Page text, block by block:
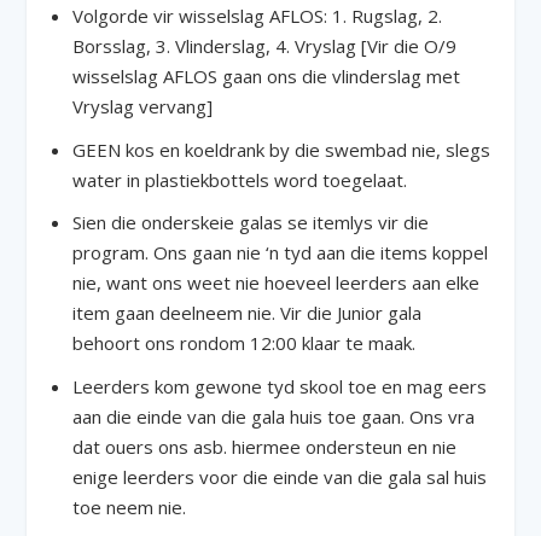
Volgorde vir wisselslag AFLOS: 1. Rugslag, 2.
Borsslag, 3. Vlinderslag, 4. Vryslag [Vir die O/9
wisselslag AFLOS gaan ons die vlinderslag met
Vryslag vervang]
GEEN kos en koeldrank by die swembad nie, slegs
water in plastiekbottels word toegelaat.
Sien die onderskeie galas se itemlys vir die
program. Ons gaan nie ‘n tyd aan die items koppel
nie, want ons weet nie hoeveel leerders aan elke
item gaan deelneem nie. Vir die Junior gala
behoort ons rondom 12:00 klaar te maak.
Leerders kom gewone tyd skool toe en mag eers
aan die einde van die gala huis toe gaan. Ons vra
dat ouers ons asb. hiermee ondersteun en nie
enige leerders voor die einde van die gala sal huis
toe neem nie.